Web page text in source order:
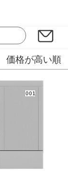
価格が高い順